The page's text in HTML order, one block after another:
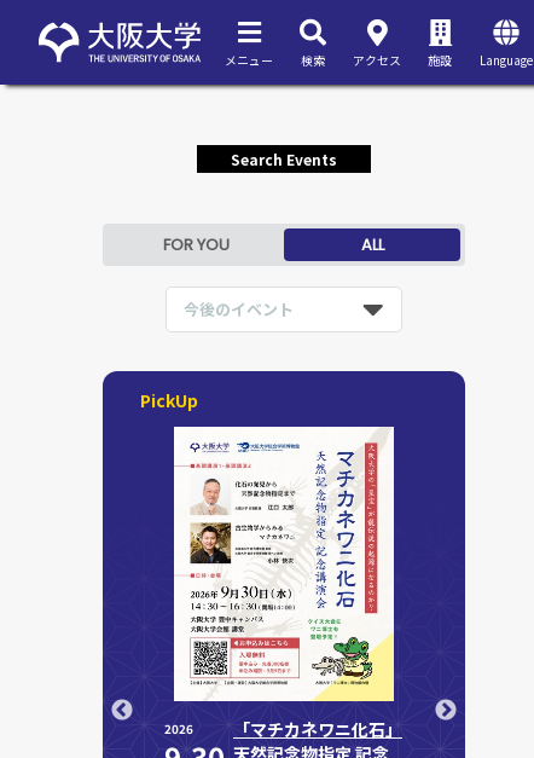
メニュー 検索 アクセス 施設 Language
Search Events
FOR YOU ALL
今後のイベント
PickUp
2026
「マチカネワニ化石」